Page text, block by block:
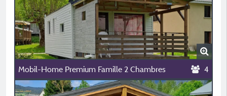
Mobil-Home Premium Famille 2 Chambres 4